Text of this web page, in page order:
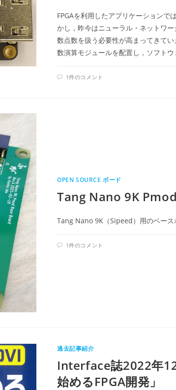
FPGAを利用したアプリケーションで
かし，昨今はニューラル・ネットワ
数点数を扱う必要性が高まってきて
数演算モジュールを配置し，ソフト
1件のコメント
OPEN SOURCE ボード
Tang Nano 9K
Tang Nano 9K（Sipeed）用のベース
1件のコメント
過去記事紹介
Interface誌2022年
始めるFPGA開発」